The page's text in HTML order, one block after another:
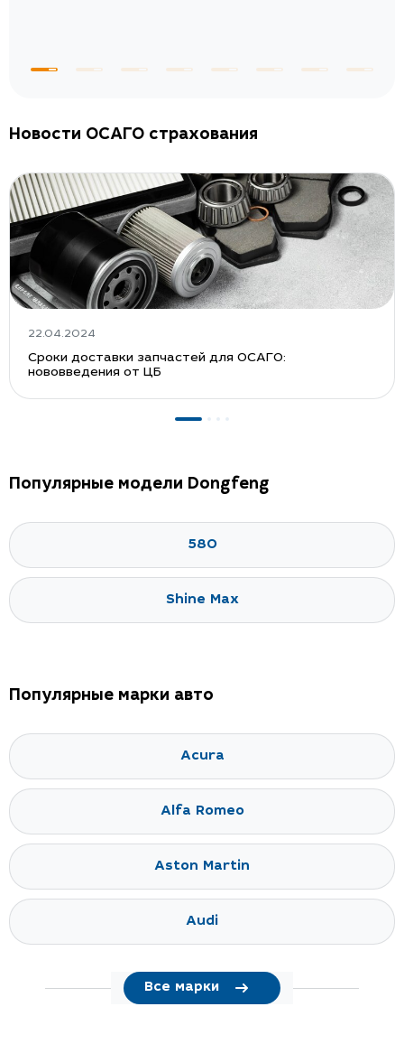
Новости ОСАГО страхования
22.04.2024
Сроки доставки запчастей для ОСАГО:
нововведения от ЦБ
Популярные модели Dongfeng
580
Shine Max
Популярные марки авто
Acura
Alfa Romeo
Aston Martin
Audi
Все марки